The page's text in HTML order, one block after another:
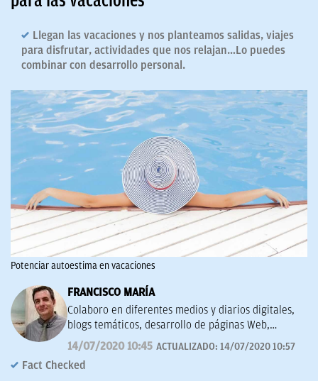
Llegan las vacaciones y nos planteamos salidas, viajes
para disfrutar, actividades que nos relajan…Lo puedes
combinar con desarrollo personal.
Potenciar autoestima en vacaciones
FRANCISCO MARÍA
Colaboro en diferentes medios y diarios digitales,
blogs temáticos, desarrollo de páginas Web,
redacción de guías y manuales didácticos, textos
promocionales, campañas publicitarias y de
marketing, artículos de opinión, relatos y guiones,
14/07/2020 10:45 ACTUALIZADO: 14/07/2020 10:57
Fact Checked